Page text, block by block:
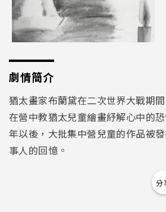
劇情簡介
猶太畫家布蘭黛在二次世界大戰期
在營中教猶太兒童繪畫紓解心中的
年以後，大批集中營兒童的作品被
事人的回憶。